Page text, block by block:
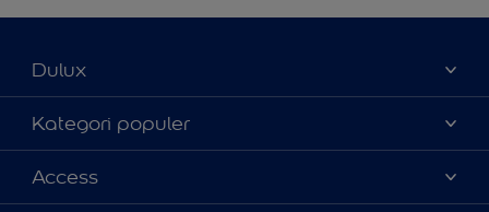
Dulux
Tentang Kami
Contact us
Temukan toko
Kategori populer
Warna
Produk
Access